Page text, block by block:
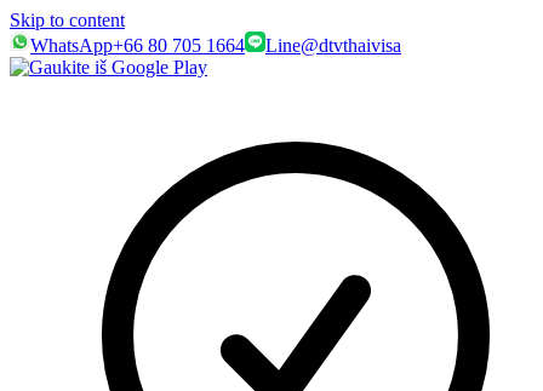
Skip to content
WhatsApp+66 80 705 1664 Line@dtvthaivisa